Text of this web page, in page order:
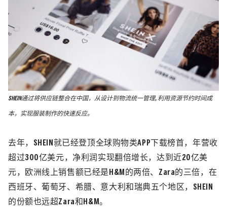
SHEIN通过将供应链整合在中国，从设计到物流统一管理, 利用资源节约时间成
本，实现服装制作的快速反应。
去年，SHEIN就已经登顶全球购物类APP下载榜首，年营收
超过300亿美元，净利润实现翻倍增长，达到近20亿美
元，欧洲线上销售额已经是H&M的两倍、Zara的三倍，在
西班牙、葡萄牙、希腊、意大利和瑞典五个地区，SHEIN
的份额也远超Zara和H&M。